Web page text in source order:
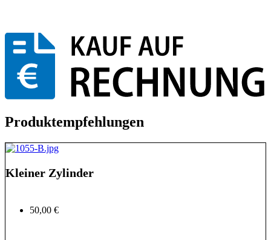
Produktempfehlungen
Kleiner Zylinder
50,00 €